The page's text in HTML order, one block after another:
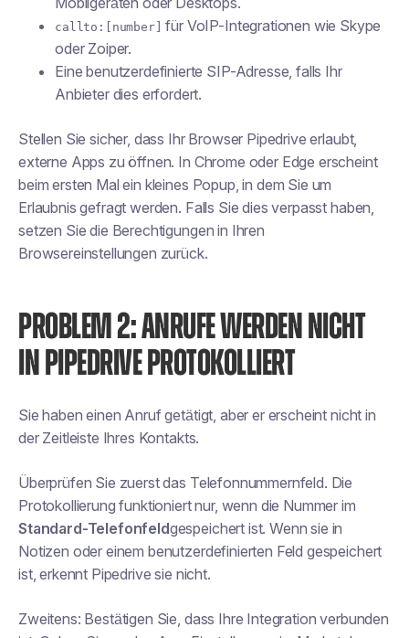
callto:[number]
für VoIP-Integrationen wie Skype
oder Zoiper.
Eine benutzerdefinierte SIP-Adresse, falls Ihr
Anbieter dies erfordert.
Stellen Sie sicher, dass Ihr Browser Pipedrive erlaubt,
externe Apps zu öffnen. In Chrome oder Edge erscheint
beim ersten Mal ein kleines Popup, in dem Sie um
Erlaubnis gefragt werden. Falls Sie dies verpasst haben,
setzen Sie die Berechtigungen in Ihren
Browsereinstellungen zurück.
PROBLEM 2: ANRUFE WERDEN NICHT
IN PIPEDRIVE PROTOKOLLIERT
Sie haben einen Anruf getätigt, aber er erscheint nicht in
der Zeitleiste Ihres Kontakts.
Überprüfen Sie zuerst das Telefonnummernfeld. Die
Protokollierung funktioniert nur, wenn die Nummer im
Standard-Telefonfeldgespeichert ist. Wenn sie in
Notizen oder einem benutzerdefinierten Feld gespeichert
ist, erkennt Pipedrive sie nicht.
Zweitens: Bestätigen Sie, dass Ihre Integration verbunden